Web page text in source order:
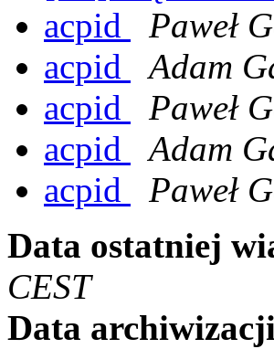
acpid
Paweł
acpid
Adam
acpid
Paweł
acpid
Adam
acpid
Paweł
Data ostatniej
CEST
Data